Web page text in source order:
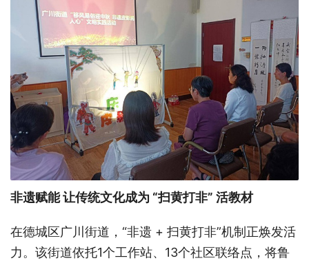
非遗赋能 让传统文化成为 “扫黄打非” 活教材
在德城区广川街道，“非遗 + 扫黄打非”机制正焕发活
力。该街道依托1个工作站、13个社区联络点，将鲁